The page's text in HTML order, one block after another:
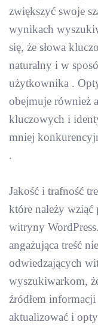
zwiększyć swoje
wynikach
się, że słowa
naturalny i w
użytkownika .
obejmuje również
kluczowych i
mniej
.
Jakość i trafność
które należy wziąć
witryny
angażująca treść
odwiedzających
wyszukiwarkom,
źródłem
aktualizować i